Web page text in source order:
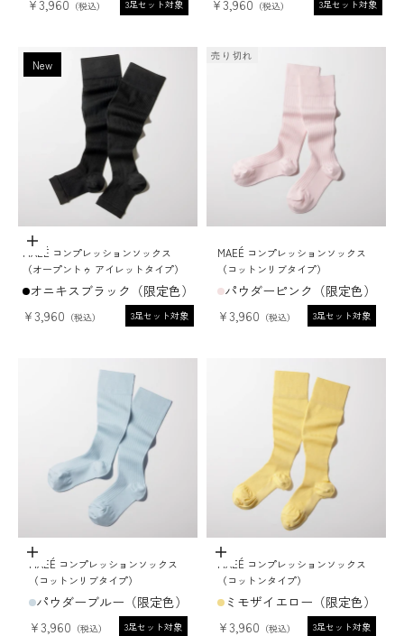
¥3,960 3足セット対象 ¥3,960 3足セット対象
New
ADD TO CART
MAEÉ コンプレッションソックス
（オープントゥ アイレットタイプ）
オニキスブラック（限定色）
セール価格
¥3,960 3足セット対象
売り切れ
MAEÉ コンプレッションソックス
（コットンリブタイプ）
パウダーピンク（限定色）
セール価格
¥3,960 3足セット対象
オプションを選択
MAEÉ コンプレッションソックス
（コットンリブタイプ）
パウダーブルー（限定色）
セール価格
¥3,960 3足セット対象
オプションを選択
MAEÉ コンプレッションソックス
（コットンタイプ）
ミモザイエロー（限定色）
セール価格
¥3,960 3足セット対象